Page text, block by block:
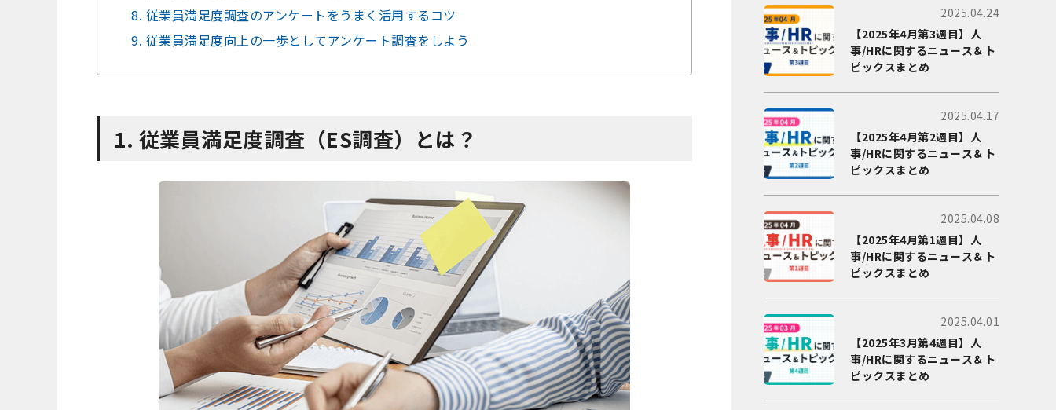
8. 従業員満足度調査のアンケートをうまく活用するコツ
9. 従業員満足度向上の一歩としてアンケート調査をしよう
1. 従業員満足度調査（ES調査）とは？
2025.04.24
【2025年4月第3週目】人
事/HRに関するニュース＆ト
ピックスまとめ
2025.04.17
【2025年4月第2週目】人
事/HRに関するニュース＆ト
ピックスまとめ
2025.04.08
【2025年4月第1週目】人
事/HRに関するニュース＆ト
ピックスまとめ
2025.04.01
【2025年3月第4週目】人
事/HRに関するニュース＆ト
ピックスまとめ